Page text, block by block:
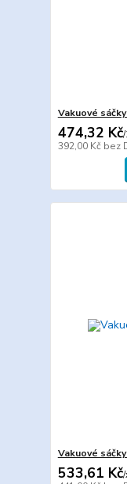
Vakuové
474,32 Kč/
392,00 Kč bez
Vakuové
533,61 Kč/